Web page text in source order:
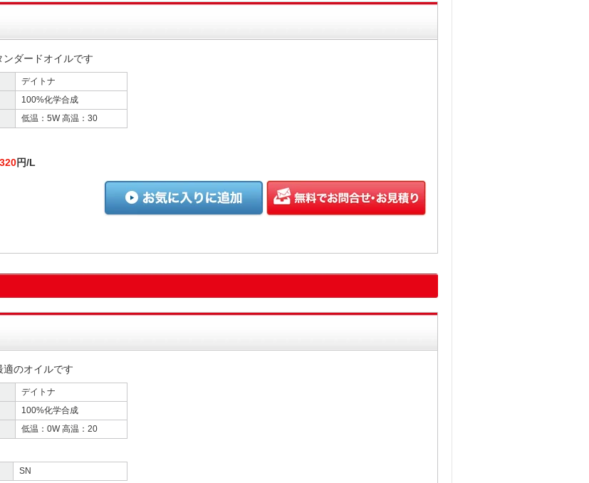
ダードオイルです
デイトナ
100%化学合成
低温：5W 高温：30
円/L
のオイルです
デイトナ
100%化学合成
低温：0W 高温：20
SN